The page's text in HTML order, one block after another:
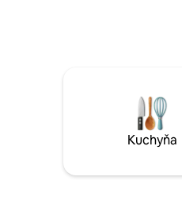
Nespresso a
Centrum Osla 25
minút Mesto
Kuchyňa